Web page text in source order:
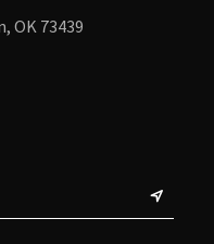
OK 73439